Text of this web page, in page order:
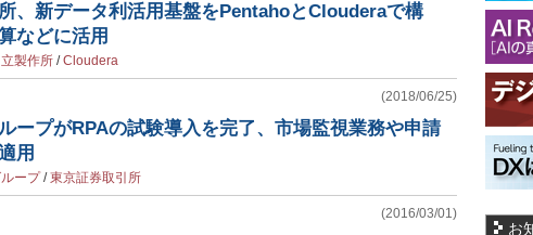
、新データ利活用基盤をPentahoとClouderaで構
などに活用
立製作所 /Cloudera
(2018/06/25)
ープがRPAの試験導入を完了、市場監視業務や申請
用
ープ/東京証券取引所
(2016/03/01)
お